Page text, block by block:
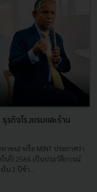
รกิจโรงแรมและร้าน
าชน) หรือ MINT ประกาศว่า
ในปี 2566 เป็นประวัติการณ์
น 3 ปีข้า...